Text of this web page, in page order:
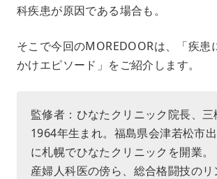
科疾患が原因である場合も。
そこで今回のMOREDOORは、「疾患
かけエピソード」をご紹介します。
監修者：ひなたクリニック院長、三
1964年生まれ。福島県会津若松市
に札幌でひなたクリニックを開業。
産婦人科医の傍ら、総合格闘技のリ